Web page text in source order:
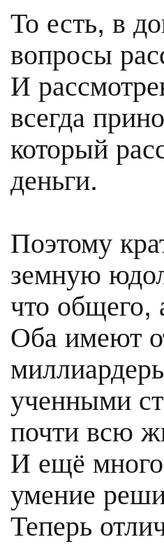
То есть, в
вопросы
И
всегда
который
деньги.
Поэтому
земную
что общего,
Оба имеют
ученными
почти всю
И ещё
умение
Теперь